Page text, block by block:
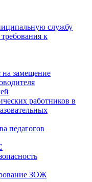
службу
к
на замещение
работников в
педагогов
ЗОЖ